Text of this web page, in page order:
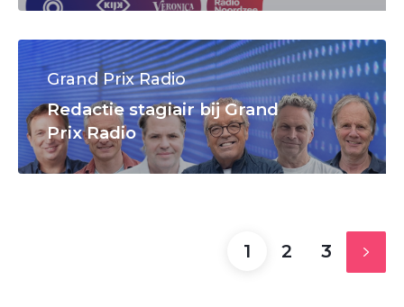
Grand Prix Radio
Redactie stagiair bij Grand
Prix Radio
1 2 3